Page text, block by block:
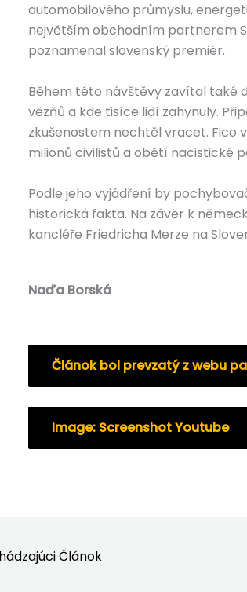
automobilového průmyslu,
největším obchodním partnerem
poznamenal slovenský premiér.
Během této návštěvy zavítal také
vězňů a kde tisíce lidí zahynuly.
zkušenostem nechtěl vracet. Fico
milionů civilistů a obětí nacistické
Podle jeho vyjádření by
historická fakta. Na závěr k
kancléře Friedricha Merze na
Naďa Borská
Článok bol prevzatý z webu
Image: Screenshot Youtube
Článok